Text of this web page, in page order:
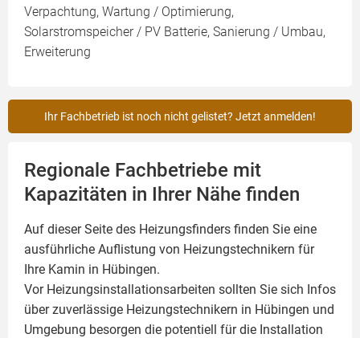
Verpachtung, Wartung / Optimierung,
Solarstromspeicher / PV Batterie, Sanierung / Umbau,
Erweiterung
Ihr Fachbetrieb ist noch nicht gelistet? Jetzt anmelden!
Regionale Fachbetriebe mit
Kapazitäten in Ihrer Nähe finden
Auf dieser Seite des Heizungsfinders finden Sie eine
ausführliche Auflistung von Heizungstechnikern für
Ihre Kamin in Hübingen.
Vor Heizungsinstallationsarbeiten sollten Sie sich Infos
über zuverlässige Heizungstechnikern in Hübingen und
Umgebung besorgen die potentiell für die Installation